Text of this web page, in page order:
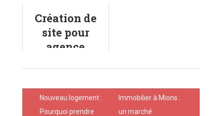
Création de
site pour
agence
avantages ?
Post
navigation
Nouveau logement :
Pourquoi prendre
Immobilier à Mions :
un marché